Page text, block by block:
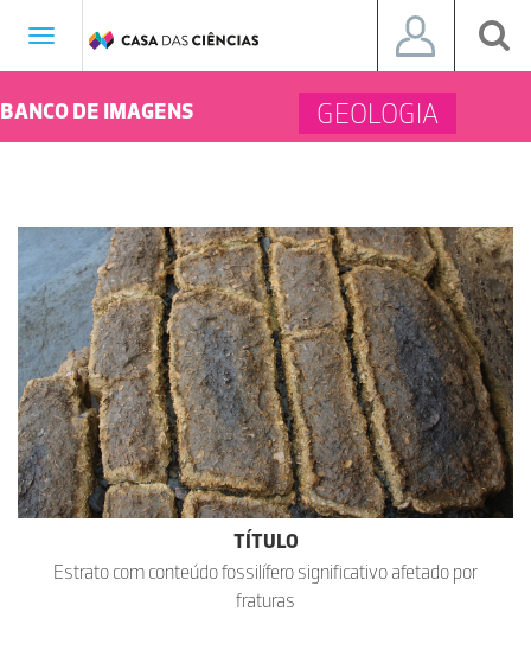
Toggle
BANCO DE IMAGENS GEOLOGIA
TÍTULO
Estrato com conteúdo fossilífero significativo afetado por
fraturas